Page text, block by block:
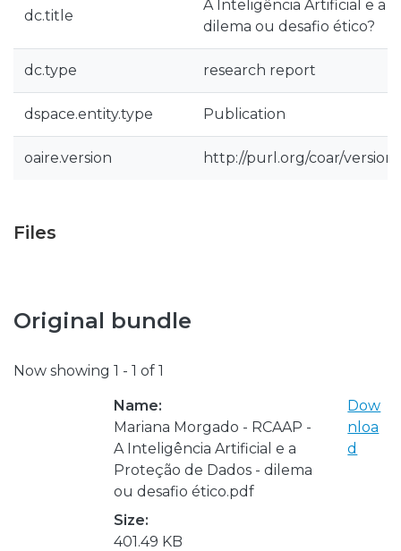
dc.title
A Inteligência Artificial e a
dilema ou desafio ético?
dc.type research report
dspace.entity.type Publication
oaire.version http://purl.org/coar/
Files
Original bundle
Now showing 1 - 1 of 1
Name:
Mariana Morgado - RCAAP -
A Inteligência Artificial e a
Proteção de Dados - dilema
ou desafio ético.pdf
Size:
401.49 KB
Dow
nloa
d